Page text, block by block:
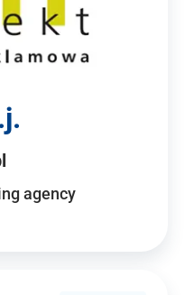
agency